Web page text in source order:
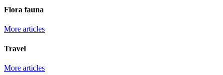
Flora fauna
More articles
Travel
More articles